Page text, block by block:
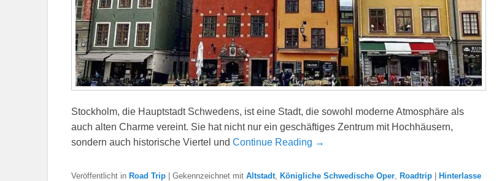
Stockholm, die Hauptstadt Schwedens, ist eine Stadt, die sowohl moderne Atmosphäre als
auch alten Charme vereint. Sie hat nicht nur ein geschäftiges Zentrum mit Hochhäusern,
sondern auch historische Viertel und Continue Reading →
Veröffentlicht in Road Trip Gekennzeichnet mit Altstadt Königliche Schwedische Oper Roadtrip
Hinterlasse